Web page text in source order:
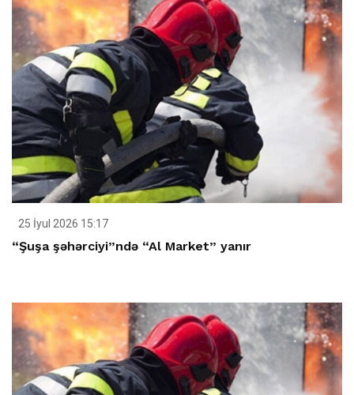
25 İyul 2026 15:17
“Şuşa şəhərciyi”ndə “Al Market” yanır